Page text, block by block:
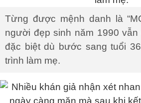
Từng được mệnh danh là
người đẹp sinh năm 1990
đặc biệt dù bước sang tuổi
trình làm mẹ.